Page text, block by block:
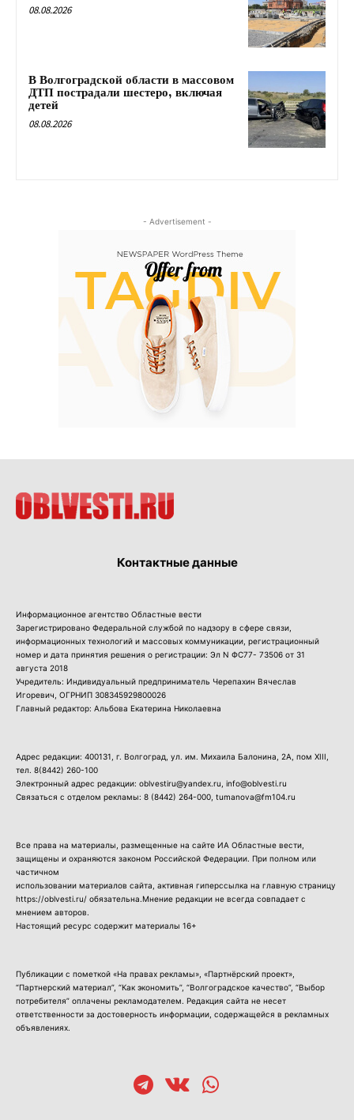
08.08.2026
В Волгоградской области в массовом
ДТП пострадали шестеро, включая
детей
08.08.2026
- Advertisement -
Контактные данные
Информационное агентство Областные вести
Зарегистрировано Федеральной службой по надзору в сфере связи,
информационных технологий и массовых коммуникации, регистрационный
номер и дата принятия решения о регистрации: Эл N ФС77- 73506 от 31
августа 2018
Учредитель: Индивидуальный предприниматель Черепахин Вячеслав
Игоревич, ОГРНИП 308345929800026
Главный редактор: Альбова Екатерина Николаевна
Адрес редакции: 400131, г. Волгоград, ул. им. Михаила Балонина, 2А, пом XIII,
тел. 8(8442) 260-100
Электронный адрес редакции: oblvestiru@yandex.ru, info@oblvesti.ru
Связаться с отделом рекламы: 8 (8442) 264-000 , tumanova@fm104.ru
Все права на материалы, размещенные на сайте ИА Областные вести,
защищены и охраняются законом Российской Федерации. При полном или
частичном
использовании материалов сайта, активная гиперссылка на главную страницу
https://oblvesti.ru/ обязательна.Мнение редакции не всегда совпадает с
мнением авторов.
Настоящий ресурс содержит материалы 16+
Публикации с пометкой «На правах рекламы», «Партнёрский проект»,
“Партнерский материал”, “Как экономить”, “Волгоградское качество”, “Выбор
потребителя” оплачены рекламодателем. Редакция сайта не несет
ответственности за достоверность информации, содержащейся в рекламных
объявлениях.